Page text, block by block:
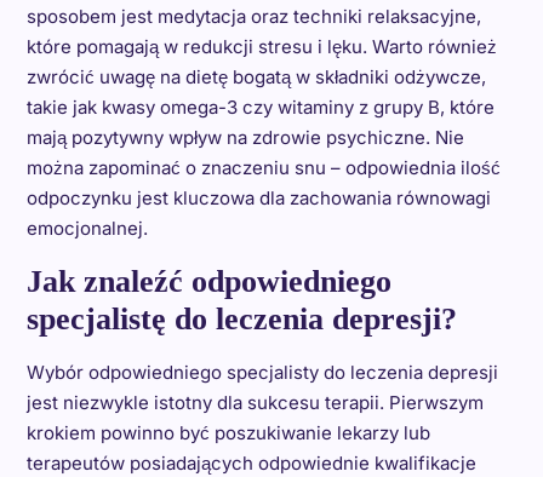
sposobem jest medytacja oraz techniki relaksacyjne,
które pomagają w redukcji stresu i lęku. Warto również
zwrócić uwagę na dietę bogatą w składniki odżywcze,
takie jak kwasy omega-3 czy witaminy z grupy B, które
mają pozytywny wpływ na zdrowie psychiczne. Nie
można zapominać o znaczeniu snu – odpowiednia ilość
odpoczynku jest kluczowa dla zachowania równowagi
emocjonalnej.
Jak znaleźć odpowiedniego
specjalistę do leczenia depresji?
Wybór odpowiedniego specjalisty do leczenia depresji
jest niezwykle istotny dla sukcesu terapii. Pierwszym
krokiem powinno być poszukiwanie lekarzy lub
terapeutów posiadających odpowiednie kwalifikacje